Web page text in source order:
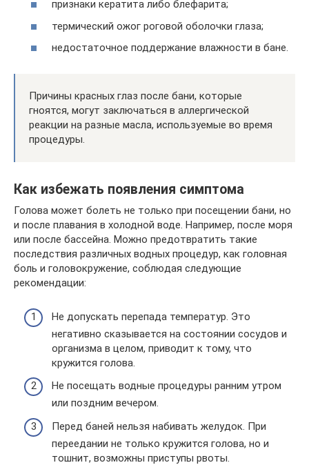
признаки кератита либо блефарита;
термический ожог роговой оболочки глаза;
недостаточное поддержание влажности в бане.
Причины красных глаз после бани, которые
гноятся, могут заключаться в аллергической
реакции на разные масла, используемые во время
процедуры.
Как избежать появления симптома
Голова может болеть не только при посещении бани, но
и после плавания в холодной воде. Например, после моря
или после бассейна. Можно предотвратить такие
последствия различных водных процедур, как головная
боль и головокружение, соблюдая следующие
рекомендации:
Не допускать перепада температур. Это
негативно сказывается на состоянии сосудов и
организма в целом, приводит к тому, что
кружится голова.
Не посещать водные процедуры ранним утром
или поздним вечером.
Перед баней нельзя набивать желудок. При
переедании не только кружится голова, но и
тошнит, возможны приступы рвоты.